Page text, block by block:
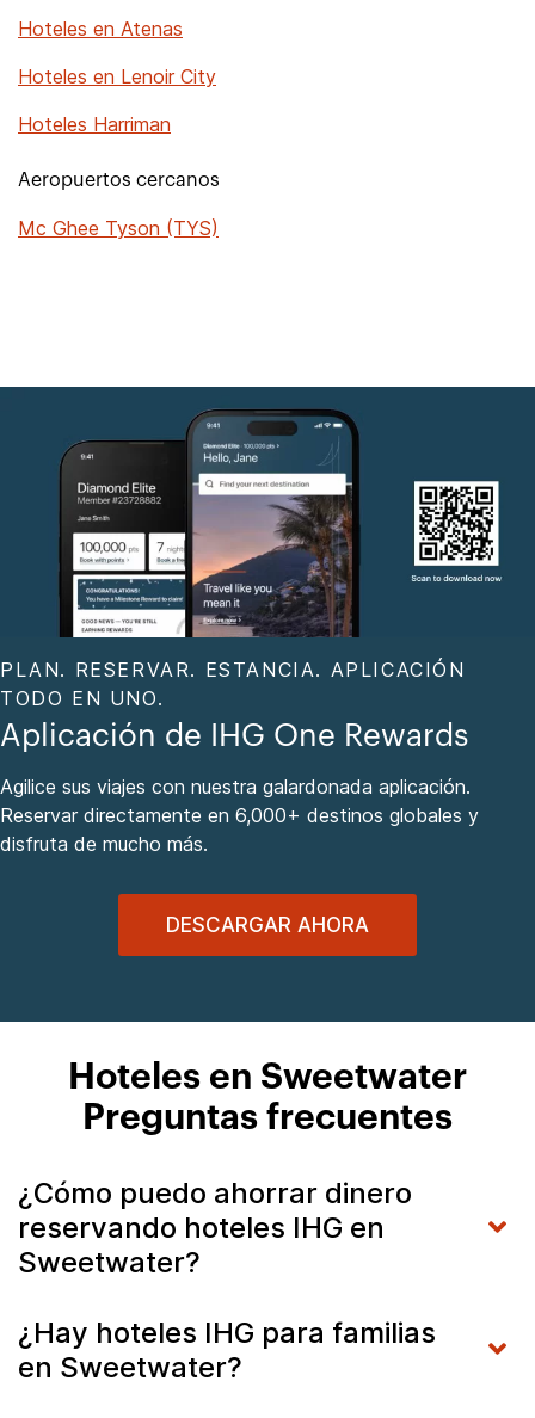
Hoteles en Atenas
Hoteles en Lenoir City
Hoteles Harriman
Aeropuertos cercanos
Mc Ghee Tyson (TYS)
PLAN. RESERVAR. ESTANCIA. APLICACIÓN
TODO EN UNO.
Aplicación de IHG One Rewards
Agilice sus viajes con nuestra galardonada aplicación.
Reservar directamente en 6,000+ destinos globales y
disfruta de mucho más.
DESCARGAR AHORA
Hoteles en Sweetwater
Preguntas frecuentes
¿Cómo puedo ahorrar dinero
reservando hoteles IHG en
Sweetwater?
¿Hay hoteles IHG para familias
en Sweetwater?